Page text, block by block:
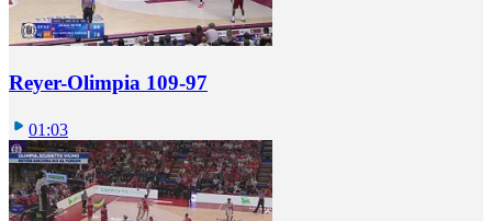
Reyer-Olimpia 109-97
01:03